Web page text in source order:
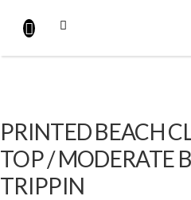
obsah
PRINTED BEACH
TOP / MODERATE
TRIPPIN